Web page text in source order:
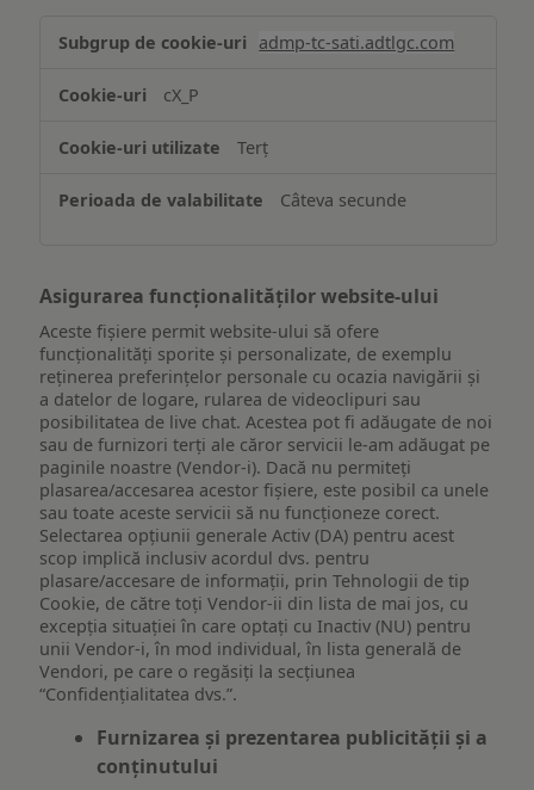
și/sau
informațiilor
pe
dispozitiv
admp-tc-sati.adtlgc.com
cX_P
Terț
Câteva secunde
Asigurarea funcționalităților website-ului
Aceste fișiere permit website-ului să ofere
funcționalități sporite și personalizate, de exemplu
reţinerea preferinţelor personale cu ocazia navigării și
a datelor de logare, rularea de videoclipuri sau
posibilitatea de live chat. Acestea pot fi adăugate de noi
sau de furnizori terți ale căror servicii le-am adăugat pe
paginile noastre (Vendor-i). Dacă nu permiteți
plasarea/accesarea acestor fișiere, este posibil ca unele
sau toate aceste servicii să nu funcționeze corect.
Selectarea opțiunii generale Activ (DA) pentru acest
scop implică inclusiv acordul dvs. pentru
plasare/accesare de informații, prin Tehnologii de tip
Cookie, de către toți Vendor-ii din lista de mai jos, cu
excepția situației în care optați cu Inactiv (NU) pentru
unii Vendor-i, în mod individual, în lista generală de
Vendori, pe care o regăsiți la secțiunea
“Confidențialitatea dvs.”.
Furnizarea și prezentarea publicității și a
conținutului